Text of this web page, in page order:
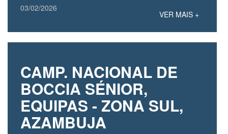
03/02/2026
VER MAIS +
CAMP. NACIONAL DE
BOCCIA SÉNIOR,
EQUIPAS - ZONA SUL,
AZAMBUJA